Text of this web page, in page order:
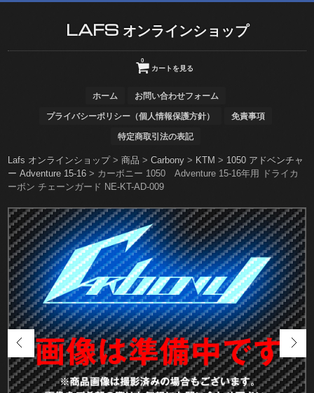
LAFS オンラインショップ
カートを見る
0
ホーム お問い合わせフォーム
プライバシーポリシー（個人情報保護方針） 免責事項
特定商取引法の表記
Lafs オンラインショップ>商品 >Carbony > KTM > 1050 アドベンチャ
ー Adventure 15-16 > カーボニー 1050 Adventure 15-16年用 ドライカ
ーボン チェーンガード NE-KT-AD-009